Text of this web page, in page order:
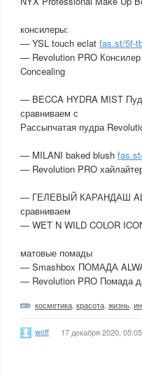
консилеры:
— YSL touch eclat fas.st/5f-
— Revolution PRO
Concealing
— BECCA HYDRA MIST
сравниваем с
Рассыпчатая пудра
— MILANI baked blush
— Revolution PRO
— ГЕЛЕВЫЙ КАРАНДАШ
сравниваем
— WET N WILD COLOR
матовые помады
— Smashbox ПОМАДА
— Revolution PRO Помада
косметика красота жизнь
woff 17 декабря 2020, 05:05